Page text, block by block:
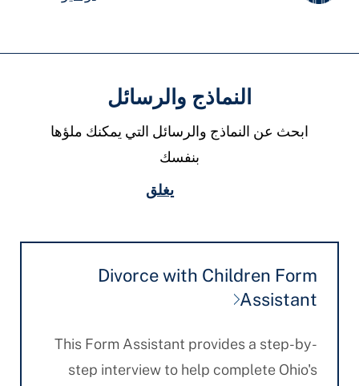
النماذج والرسائل
ابحث عن النماذج والرسائل التي يمكنك ملؤها
بنفسك
يغلق
Divorce with Children Form
Assistant
This Form Assistant provides a step-by-
step interview to help complete Ohio's